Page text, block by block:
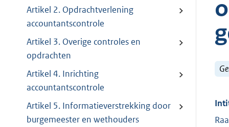
Artikel 2. Opdrachtverlening
accountantscontrole
Artikel 3. Overige controles en
opdrachten
Artikel 4. Inrichting
accountantscontrole
Artikel 5. Informatieverstrekking door
burgemeester en wethouders